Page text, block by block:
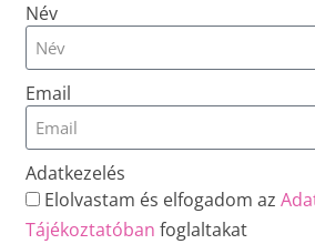
Név
Email
Adatkezelés
Elolvastam és elfogadom az
Tájékoztatóban foglaltakat